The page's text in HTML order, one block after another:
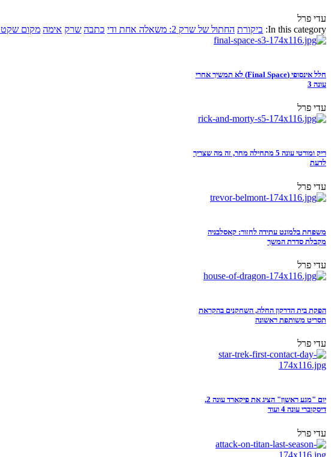
עדי פרל
In this category: ביקורת החתול של שרק 2: משאלה אחת ודי כתבה שרק אימה מקום שקט 2
חלל אינסופי (Final Space) לא תמשיך אחרי
עונה 3
עדי פרל
ריק ומורטי עונה 5 מתחילה מחר, זה מה שצריך
לדעת
עדי פרל
משפחת בלמונט עתידה לחזור: קאסלבניה
מקבלת סדרת המשך
עדי פרל
הפקת בית הדרקון החלה, השחקנים בהקראת
תסריט משותפת ראשונה
עדי פרל
יום "מגע ראשון" הציג את פיקארד עונה 2,
דיסקוברי עונה 4 ועוד
עדי פרל